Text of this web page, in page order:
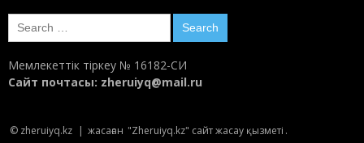
Search
for:
Мемлекеттік тіркеу № 16182-СИ
Сайт почтасы: zheruiyq@mail.ru
© zheruiyq.kz | жасаған "Zheruiyq.kz" сайт жасау қызметі .